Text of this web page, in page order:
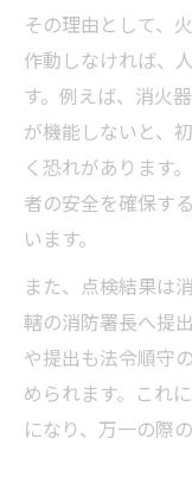
消防設備
説
消防設備
ック
書類作成を
消防設備
解説
消防設備
を実現
消防用設
ト
その理由として、
作動しなければ、
す。例えば、消火
が機能しないと、
く恐れがあります
者の安全を確保す
います。
また、点検結果は
轄の消防署長へ提
や提出も法令順守
められます。これ
になり、万一の際